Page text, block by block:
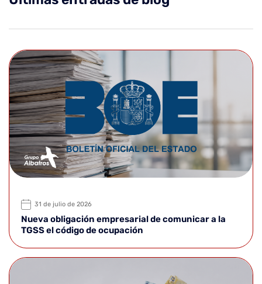
31 de julio de 2026
Nueva obligación empresarial de comunicar a la
TGSS el código de ocupación